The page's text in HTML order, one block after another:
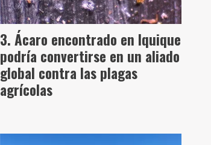
Ácaro encontrado en Iquique
podría convertirse en un aliado
global contra las plagas
agrícolas